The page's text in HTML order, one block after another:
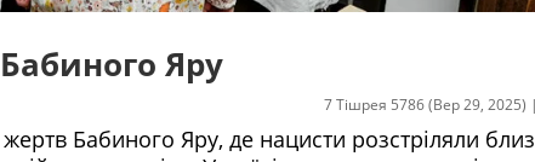
Яру
7 Тішрея 5786 (Вер 29, 2025)
Бабиного Яру, де нацисти розстріляли